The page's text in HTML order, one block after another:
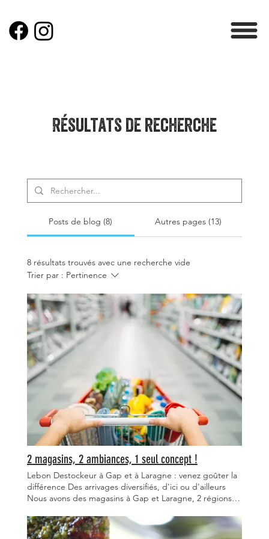
Posts de blog (8) Autres pages (13)
8 résultats trouvés avec une recherche vide
Trier par : Pertinence
2 magasins, 2 ambiances, 1 seul concept !
Lebon Destockeur à Gap et à Laragne : venez goûter la
différence Des arrivages diversifiés, d'ici ou d'ailleurs
Nous avons des magasins à Gap et Laragne, 2 régions
promesse d'une expérience unique, à chaque arrivage !
Vous le savez, ce qui nous tient à cœur, c’est de vous
Résultats de recherche